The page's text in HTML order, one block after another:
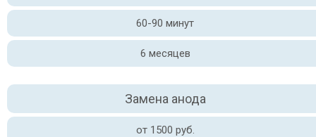
60-90 минут
6 месяцев
Замена анода
от 1500 руб.